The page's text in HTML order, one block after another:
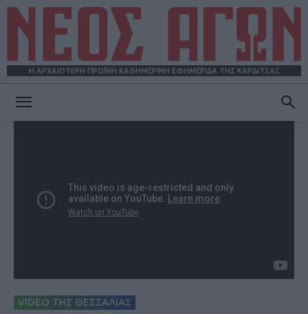
Η ΑΡΧΑΙΟΤΕΡΗ ΠΡΩΪΝΗ ΚΑΘΗΜΕΡΙΝΗ ΕΦΗΜΕΡΙΔΑ ΤΗΣ ΚΑΡΔΙΤΣΑΣ
VIDEO ΤΗΣ ΘΕΣΣΑΛΙΑΣ